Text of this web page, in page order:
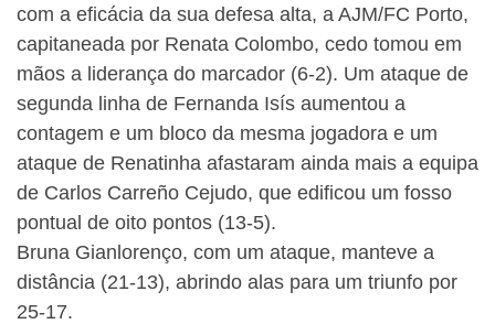
com a eficácia da sua defesa alta, a AJM/FC Porto,
capitaneada por Renata Colombo, cedo tomou em
mãos a liderança do marcador (6-2). Um ataque de
segunda linha de Fernanda Isís aumentou a
contagem e um bloco da mesma jogadora e um
ataque de Renatinha afastaram ainda mais a equipa
de Carlos Carreño Cejudo, que edificou um fosso
pontual de oito pontos (13-5).
Bruna Gianlorenço, com um ataque, manteve a
distância (21-13), abrindo alas para um triunfo por
25-17.